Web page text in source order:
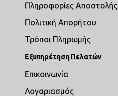
Πληροφορίες Αποστολής
Πολιτική Απορήτου
Τρόποι Πληρωμής
Εξυπηρέτηση Πελατών
Επικοινωνία
Λογαριασμός